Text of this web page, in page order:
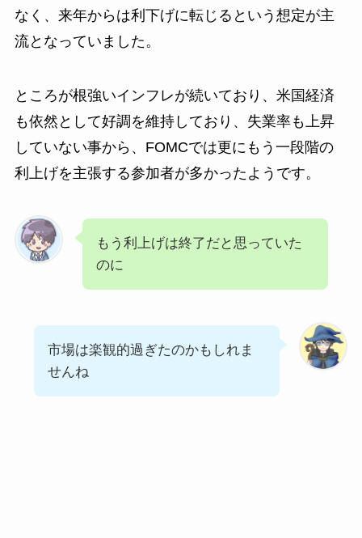
なく、来年からは利下げに転じるという想定が主
流となっていました。
ところが根強いインフレが続いており、米国経済
も依然として好調を維持しており、失業率も上昇
していない事から、FOMCでは更にもう一段階の
利上げを主張する参加者が多かったようです。
もう利上げは終了だと思っていた
のに
市場は楽観的過ぎたのかもしれま
せんね